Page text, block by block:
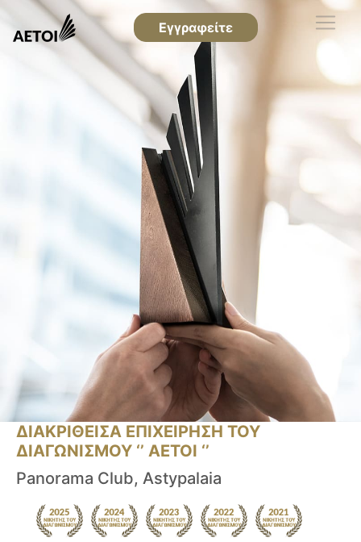
Εγγραφείτε
ΔΙΑΚΡΙΘΕΙΣΑ ΕΠΙΧΕΙΡΗΣΗ ΤΟΥ
ΔΙΑΓΩΝΙΣΜΟΥ ‘’ ΑΕΤΟΙ ‘’
Panorama Club, Astypalaia